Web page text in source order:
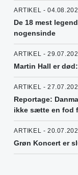
ARTIKEL -
De 18 mest
nogensinde
ARTIKEL -
Martin Hall er
ARTIKEL -
Reportage:
ikke sætte en fod
ARTIKEL -
Grøn Koncert er